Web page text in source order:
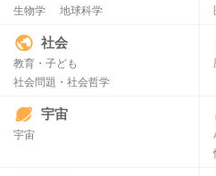
生物学 地球科学
社会
教育・子ども
社会問題・社会哲学
宇宙
宇宙